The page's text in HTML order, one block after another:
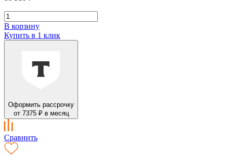
В корзину
Купить в 1 клик
Оформить рассрочку
от 7375 ₽ в месяц
Сравнить